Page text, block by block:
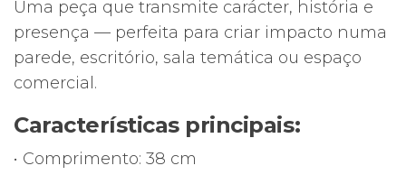
Uma peça que transmite carácter, história e
presença — perfeita para criar impacto numa
parede, escritório, sala temática ou espaço
comercial.
Características principais:
• Comprimento: 38 cm